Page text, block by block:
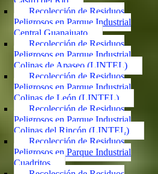
Recolección de Residuos
Peligrosos en Parque Industrial
Central Guanajuato
Recolección de Residuos
Peligrosos en Parque Industrial
Colinas de Apaseo (LINTEL)
Recolección de Residuos
Peligrosos en Parque Industrial
Colinas de León (LINTEL)
Recolección de Residuos
Peligrosos en Parque Industrial
Colinas del Rincón (LINTEL)
Recolección de Residuos
Peligrosos en Parque Industrial
Cuadritos